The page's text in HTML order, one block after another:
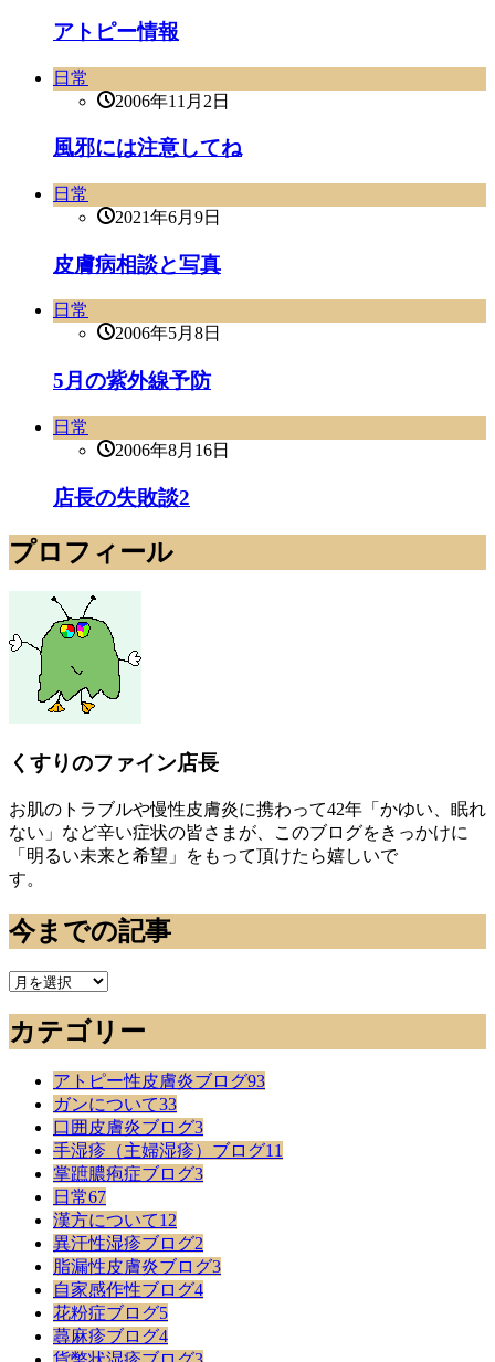
アトピー情報
日常
2006年11月2日
風邪には注意してね
日常
2021年6月9日
皮膚病相談と写真
日常
2006年5月8日
5月の紫外線予防
日常
2006年8月16日
店長の失敗談2
プロフィール
くすりのファイン店長
お肌のトラブルや慢性皮膚炎に携わって42年「かゆい、眠れ
ない」など辛い症状の皆さまが、このブログをきっかけに
「明るい未来と希望」をもって頂けたら嬉しいで
す。
今までの記事
今
で
の
カテゴリー
アトピー性皮膚炎ブログ93
ガンについて33
口囲皮膚炎ブログ3
手湿疹（主婦湿疹）ブログ11
掌蹠膿疱症ブログ3
日常67
漢方について12
異汗性湿疹ブログ2
脂漏性皮膚炎ブログ3
自家感作性ブログ4
花粉症ブログ5
蕁麻疹ブログ4